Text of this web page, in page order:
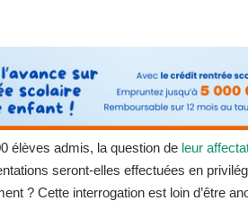
élèves admis, la question de leur
seront-elles effectuées en
? Cette interrogation est loin d’être